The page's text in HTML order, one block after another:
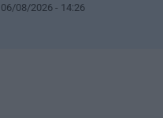
06/08/2026 - 14:26